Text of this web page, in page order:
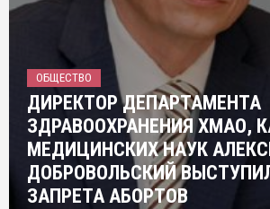
ОБЩЕСТВО
ДИРЕКТОР ДЕПАРТАМЕНТА
ЗДРАВООХРАНЕНИЯ ХМАО,
МЕДИЦИНСКИХ НАУК
ДОБРОВОЛЬСКИЙ
ЗАПРЕТА АБОРТОВ